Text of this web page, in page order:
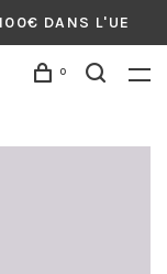
DANS L'UE
0